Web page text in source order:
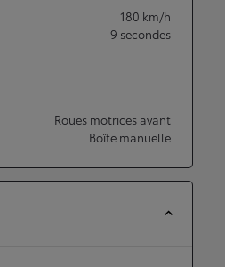
180 km/h
9 secondes
Roues motrices avant
Boîte manuelle